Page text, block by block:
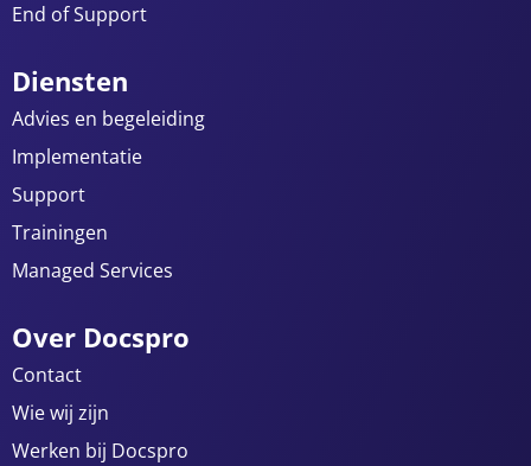
End of Support
Diensten
Advies en begeleiding
Implementatie
Support
Trainingen
Managed Services
Over Docspro
Contact
Wie wij zijn
Werken bij Docspro